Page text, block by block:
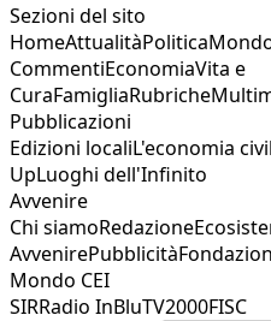
Sezioni del sito
HomeAttualitàPolitica
CommentiEconomiaVita e
CuraFamigliaRubriche
Pubblicazioni
Edizioni localiL'economia
UpLuoghi dell'Infinito
Avvenire
Chi siamoRedazione
AvvenirePubblicità
Mondo CEI
SIRRadio InBluTV2000FISC